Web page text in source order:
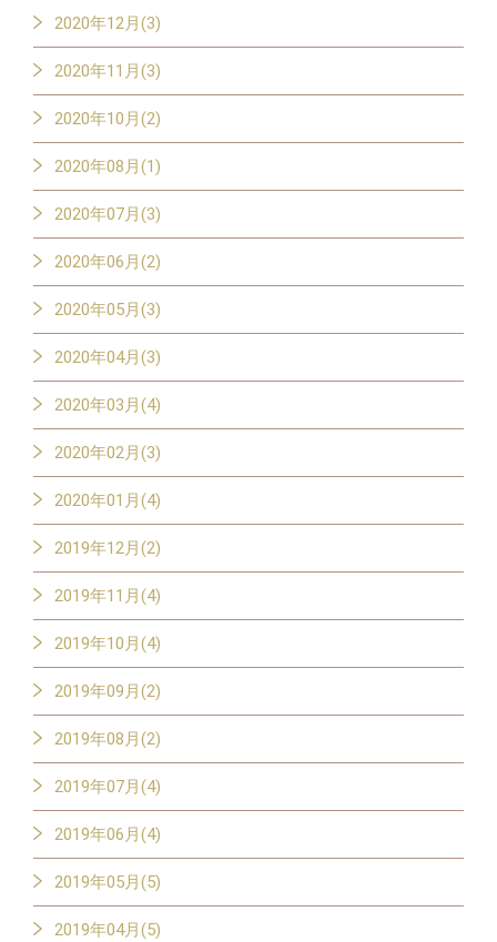
2020年12月(3)
2020年11月(3)
2020年10月(2)
2020年08月(1)
2020年07月(3)
2020年06月(2)
2020年05月(3)
2020年04月(3)
2020年03月(4)
2020年02月(3)
2020年01月(4)
2019年12月(2)
2019年11月(4)
2019年10月(4)
2019年09月(2)
2019年08月(2)
2019年07月(4)
2019年06月(4)
2019年05月(5)
2019年04月(5)